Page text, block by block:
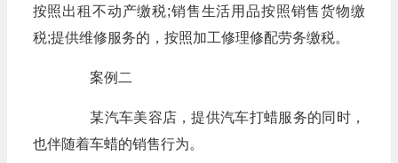
按照出租不动产缴税;销售生活用品按照销售货物缴
税;提供维修服务的，按照加工修理修配劳务缴税。
案例二
某汽车美容店，提供汽车打蜡服务的同时，
也伴随着车蜡的销售行为。